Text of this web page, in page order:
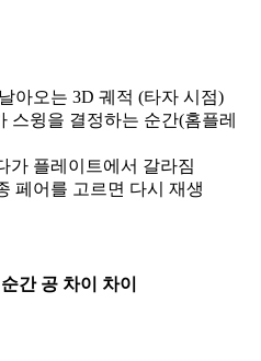
아오는 3D 궤적 (타자 시점)
스윙을 결정하는 순간(홈플레
가 플레이트에서 갈라짐
페어를 고르면 다시 재생
간 공 차이
차이